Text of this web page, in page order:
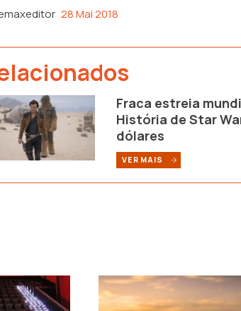
28 Mai 2018
Fraca estreia
História de Star
dólares
VER MAIS